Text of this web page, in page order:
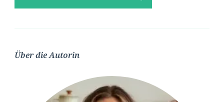
Über die Autorin